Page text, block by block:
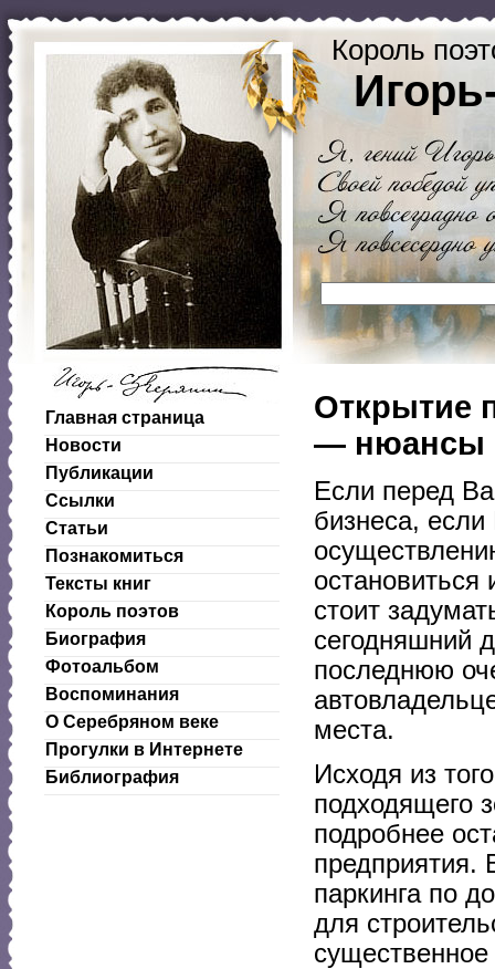
Король
Главная страница
Новости
Публикации
Ссылки
Статьи
Познакомиться
Тексты книг
Король поэтов
Биография
Фотоальбом
Воспоминания
О Серебряном веке
Прогулки в Интернете
Библиография
Открытие
— нюансы
Если перед
бизнеса,
остановиться
стоит
сегодняшний
последнюю
места.
Исходя из
подходящего
подробнее
предприятия.
паркинга по
для
существенное